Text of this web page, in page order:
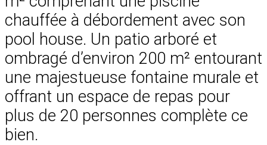
chauffée à débordement avec son
pool house. Un patio arboré et
ombragé d’environ 200 m² entourant
une majestueuse fontaine murale et
offrant un espace de repas pour
plus de 20 personnes complète ce
bien.